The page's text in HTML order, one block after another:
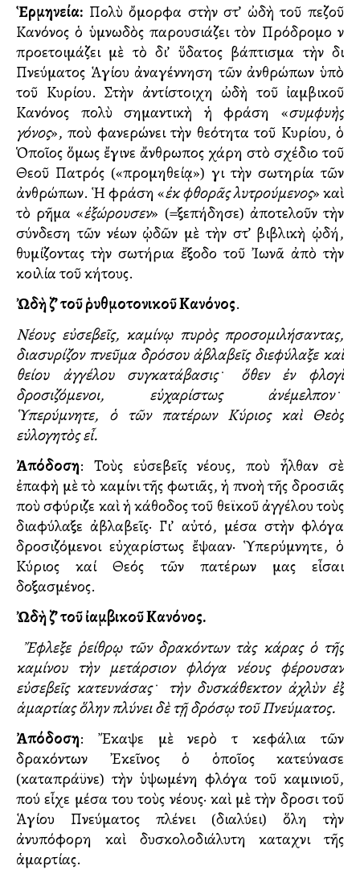
Ἑρμηνεία: Πολὺ ὄμορφα στὴν στ’ ὠδὴ τοῦ πεζοῦ
Κανόνος ὁ ὑμνωδὸς παρουσιάζει τὸν Πρόδρομο νὰ
προετοιμάζει μὲ τὸ δι’ ὕδατος βάπτισμα τὴν διὰ
Πνεύματος Ἁγίου ἀναγέννηση τῶν ἀνθρώπων ὑπὸ
τοῦ Κυρίου. Στὴν ἀντίστοιχη ὠδὴ τοῦ ἰαμβικοῦ
Κανόνος πολὺ σημαντικὴ ἡ φράση «συμφυὴς
γόνος», ποὺ φανερώνει τὴν θεότητα τοῦ Κυρίου, ὁ
Ὁποῖος ὅμως ἔγινε ἄνθρωπος χάρη στὸ σχέδιο τοῦ
Θεοῦ Πατρός («προμηθείᾳ») γιὰ τὴν σωτηρία τῶν
ἀνθρώπων. Ἡ φράση «ἐκ φθορᾶς λυτρούμενος» καὶ
τὸ ρῆμα «ἐξώρουσεν» (=ξεπήδησε) ἀποτελοῦν τὴν
σύνδεση τῶν νέων ᾠδῶν μὲ τὴν στ’ βιβλικὴ ᾠδή,
θυμίζοντας τὴν σωτήρια ἔξοδο τοῦ Ἰωνᾶ ἀπὸ τὴν
κοιλία τοῦ κήτους.
Ὠδὴ ζ’ τοῦ ῥυθμοτονικοῦ Κανόνος.
Νέους εὐσεβεῖς, καμίνῳ πυρὸς προσομιλήσαντας,
διασυρίζον πνεῦμα δρόσου ἀβλαβεῖς διεφύλαξε καὶ
θείου ἀγγέλου συγκατάβασις﮲
ὅθεν ἐν φλογὶ
δροσιζόμενοι, εὐχαρίστως ἀνέμελπον﮲
Ὑπερύμνητε, ὁ τῶν πατέρων Κύριος καὶ Θεὸς
εὐλογητὸς εἶ.
Ἀπόδοση: Τοὺς εὐσεβεῖς νέους, ποὺ ἦλθαν σὲ
ἐπαφὴ μὲ τὸ καμίνι τῆς φωτιᾶς, ἡ πνοὴ τῆς δροσιᾶς
ποὺ σφύριζε καὶ ἡ κάθοδος τοῦ θεϊκοῦ ἀγγέλου τοὺς
διαφύλαξε ἀβλαβεῖς· Γι’ αὐτό, μέσα στὴν φλόγα
δροσιζόμενοι εὐχαρίστως ἔψαλλαν· Ὑπερύμνητε, ὁ
Κύριος καί Θεός τῶν πατέρων μας εἶσαι
δοξασμένος.
Ὠδὴ ζ’ τοῦ ἰαμβικοῦ Κανόνος.
Ἔφλεξε ῥείθρῳ τῶν δρακόντων τὰς κάρας ὁ τῆς
καμίνου τὴν μετάρσιον φλόγα νέους φέρουσαν
εὐσεβεῖς κατευνάσας﮲ τὴν δυσκάθεκτον ἀχλὺν ἐξ
ἁμαρτίας ὅλην πλύνει δὲ τῇ δρόσῳ τοῦ Πνεύματος.
Ἀπόδοση: Ἔκαψε μὲ νερὸ τὰ κεφάλια τῶν
δρακόντων Ἐκεῖνος ὁ ὁποῖος κατεύνασε
(καταπράϋνε) τὴν ὑψωμένη φλόγα τοῦ καμινιοῦ,
πού εἶχε μέσα του τοὺς νέους· καὶ μὲ τὴν δροσιὰ τοῦ
Ἁγίου Πνεύματος πλένει (διαλύει) ὅλη τὴν
ἀνυπόφορη καὶ δυσκολοδιάλυτη καταχνιὰ τῆς
ἁμαρτίας.